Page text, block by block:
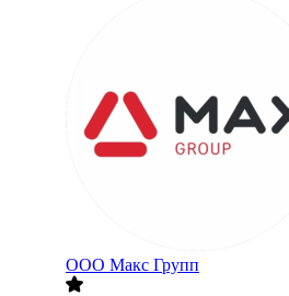
ООО Макс Групп